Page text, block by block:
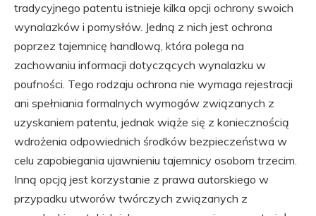
tradycyjnego patentu istnieje kilka opcji ochrony swoich
wynalazków i pomysłów. Jedną z nich jest ochrona
poprzez tajemnicę handlową, która polega na
zachowaniu informacji dotyczących wynalazku w
poufności. Tego rodzaju ochrona nie wymaga rejestracji
ani spełniania formalnych wymogów związanych z
uzyskaniem patentu, jednak wiąże się z koniecznością
wdrożenia odpowiednich środków bezpieczeństwa w
celu zapobiegania ujawnieniu tajemnicy osobom trzecim.
Inną opcją jest korzystanie z prawa autorskiego w
przypadku utworów twórczych związanych z